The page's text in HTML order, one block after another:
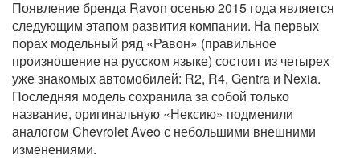
Появление бренда Ravon осенью 2015 года является
следующим этапом развития компании. На первых
порах модельный ряд «Равон» (правильное
произношение на русском языке) состоит из четырех
уже знакомых автомобилей: R2, R4, Gentra и Nexia.
Последняя модель сохранила за собой только
название, оригинальную «Нексию» подменили
аналогом Chevrolet Aveo с небольшими внешними
изменениями.